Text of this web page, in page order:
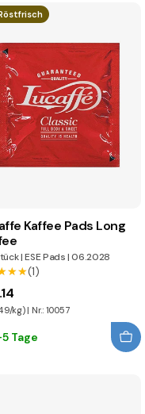
Kaffee Pads Long
|ESE Pads|06.2028
(1)
kg) | Nr.: 10057
Tage